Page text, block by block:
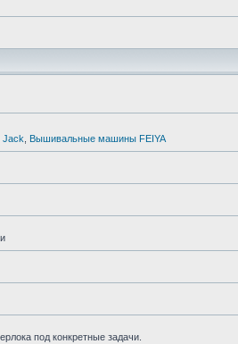
Вышивальные машины FEIYA
под конкретные задачи.